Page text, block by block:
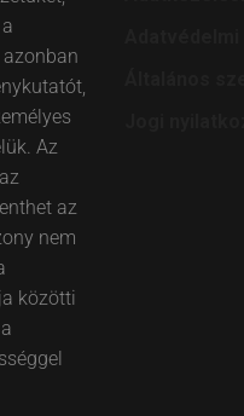
azonban
Az
az
nem
közötti